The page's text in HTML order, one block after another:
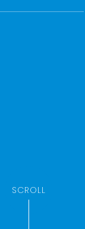
SCROLL